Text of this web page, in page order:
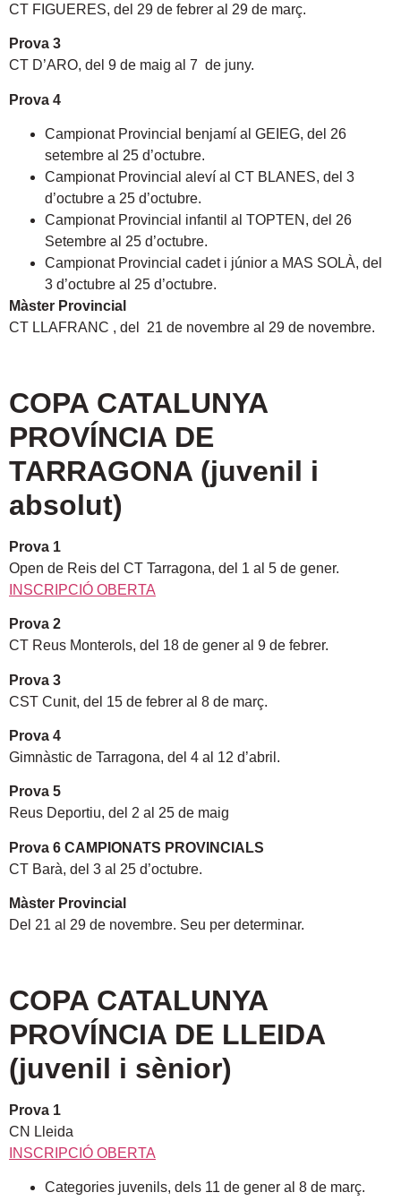
CT FIGUERES, del 29 de febrer al 29 de març.
Prova 3
CT D’ARO, del 9 de maig al 7 de juny.
Prova 4
Campionat Provincial benjamí al GEIEG, del 26
setembre al 25 d’octubre.
Campionat Provincial aleví al CT BLANES, del 3
d’octubre a 25 d’octubre.
Campionat Provincial infantil al TOPTEN, del 26
Setembre al 25 d’octubre.
Campionat Provincial cadet i júnior a MAS SOLÀ, del
3 d’octubre al 25 d’octubre.
Màster Provincial
CT LLAFRANC , del 21 de novembre al 29 de novembre.
COPA CATALUNYA
PROVÍNCIA DE
TARRAGONA (juvenil i
absolut)
Prova 1
Open de Reis del CT Tarragona, del 1 al 5 de gener.
INSCRIPCIÓ OBERTA
Prova 2
CT Reus Monterols, del 18 de gener al 9 de febrer.
Prova 3
CST Cunit, del 15 de febrer al 8 de març.
Prova 4
Gimnàstic de Tarragona, del 4 al 12 d’abril.
Prova 5
Reus Deportiu, del 2 al 25 de maig
Prova 6 CAMPIONATS PROVINCIALS
CT Barà, del 3 al 25 d’octubre.
Màster Provincial
Del 21 al 29 de novembre. Seu per determinar.
COPA CATALUNYA
PROVÍNCIA DE LLEIDA
(juvenil i sènior)
Prova 1
CN Lleida
INSCRIPCIÓ OBERTA
Categories juvenils, dels 11 de gener al 8 de març.